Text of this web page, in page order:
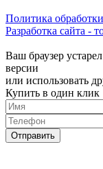
Политика
Разработка сайта -
Ваш браузер
версии
или использовать
Купить в один клик
Отправить